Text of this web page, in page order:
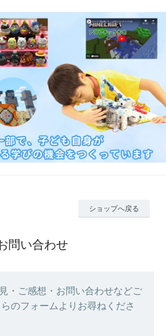
ショップへ戻る
問い合わせ
・ご感想・お問い合わせなどご
のフォームよりお尋ねくださ